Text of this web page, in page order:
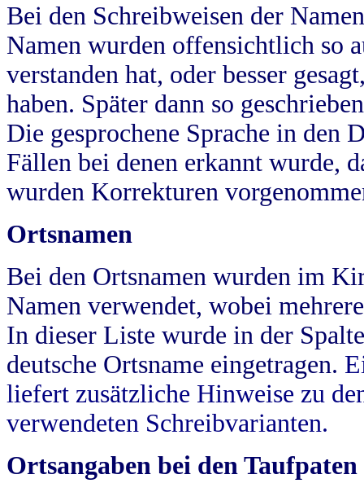
Bei den Schreibweisen der
Namen wurden offensichtlich so
verstanden hat, oder besser
haben. Später dann so
Die gesprochene Sprache in
Fällen bei denen erkannt wurde,
wurden Korrekturen
Ortsnamen
Bei den Ortsnamen wurden im
Namen verwendet, wobei
In dieser Liste wurde in der
deutsche Ortsname eingetragen.
liefert zusätzliche Hinweise zu
verwendeten Schreibvarianten.
Ortsangaben bei den Taufpaten